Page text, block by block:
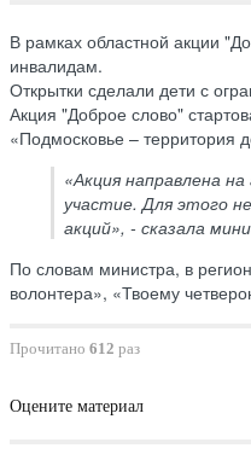
В рамках областной акции
инвалидам.
Открытки сделали дети с
Акция "Доброе слово"
«Подмосковье – территория
«Акция направлена
участие. Для этого
акций», - сказала
По словам министра, в
волонтера», «Твоему
Прочитано 612 раз
Оцените материал